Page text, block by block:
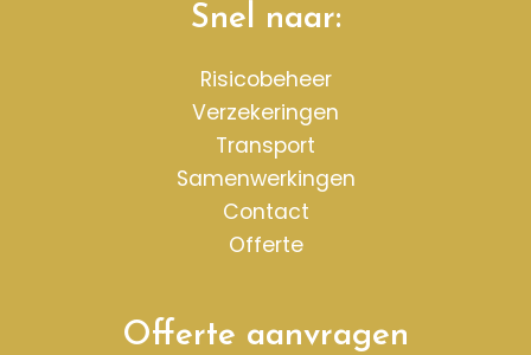
Snel naar:
Risicobeheer
Verzekeringen
Transport
Samenwerkingen
Contact
Offerte
Offerte aanvragen